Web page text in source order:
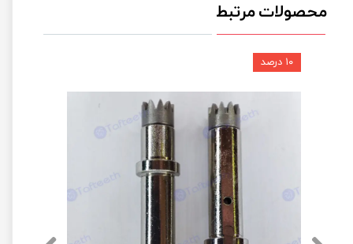
محصولات مرتبط
۱۰ درصد